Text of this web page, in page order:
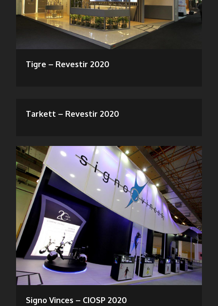
Tigre – Revestir 2020
Tarkett – Revestir 2020
Signo Vinces – CIOSP 2020